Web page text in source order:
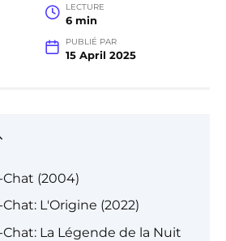
LECTURE
6 min
PUBLIÉ PAR
15 April 2025
(2004)
L'Origine (2022)
La Légende de la Nuit